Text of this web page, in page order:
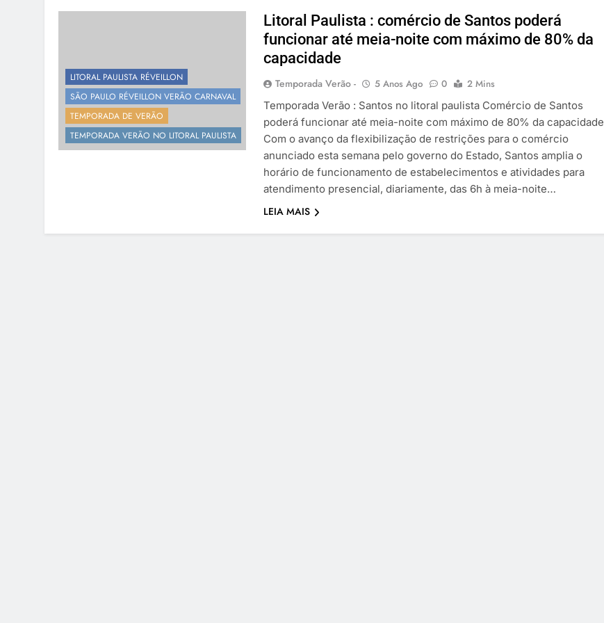
LITORAL PAULISTA RÉVEILLON
SÃO PAULO RÉVEILLON VERÃO CARNAVAL
TEMPORADA DE VERÃO
TEMPORADA VERÃO NO LITORAL PAULISTA
Litoral Paulista : comércio de Santos poderá
funcionar até meia-noite com máximo de 80% da
capacidade
Temporada Verão - 5 Anos Ago 0
2 Mins
Temporada Verão : Santos no litoral paulista Comércio de Santos
poderá funcionar até meia-noite com máximo de 80% da capacidade
Com o avanço da flexibilização de restrições para o comércio
anunciado esta semana pelo governo do Estado, Santos amplia o
horário de funcionamento de estabelecimentos e atividades para
atendimento presencial, diariamente, das 6h à meia-noite…
LEIA MAIS